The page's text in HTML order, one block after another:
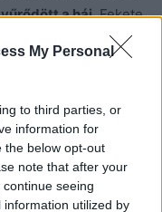
My Personal
to third parties, or
information for
the below opt-out
note that after your
seeing
utilized by
a háj.Fekete
hogy nem
hogy
egy részének
a kabátja alól
Tamás
álomnak, ki kell